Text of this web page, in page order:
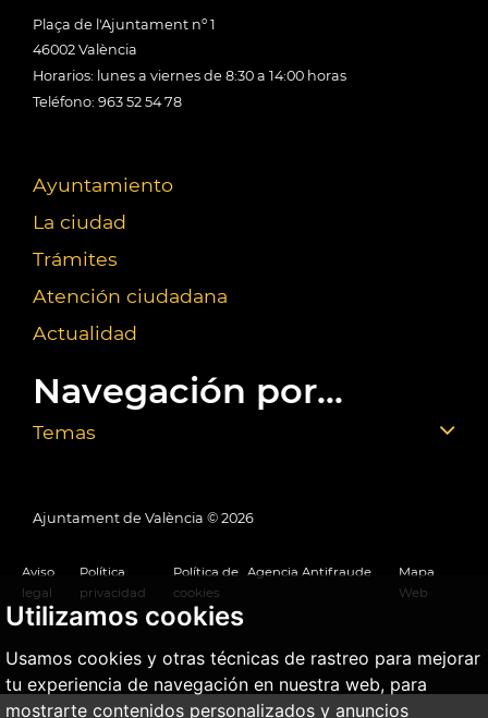
Utilizamos cookies
Usamos cookies y otras técnicas de rastreo para mejorar
tu experiencia de navegación en nuestra web, para
mostrarte contenidos personalizados y anuncios
Plaça de l'Ajuntament nº 1
46002 València
Horarios: lunes a viernes de 8:30 a 14:00 horas
Teléfono: 963 52 54 78
Ayuntamiento
La ciudad
Trámites
Atención ciudadana
Actualidad
Navegación por...
Temas
Ajuntament de València © 2026
Aviso
legal
Política
privacidad
Política de
cookies
Agencia Antifraude
Mapa
Web